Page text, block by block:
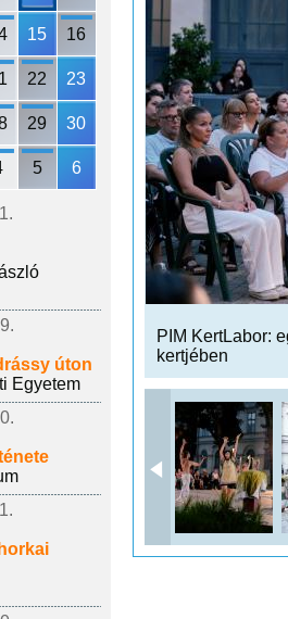
15 16
22 23
29 30
5 6
úton
Egyetem
PIM KertLabor:
kertjében